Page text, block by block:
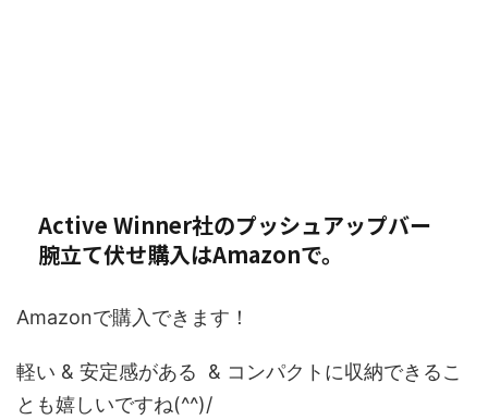
Active Winner社のプッシュアップバー
腕立て伏せ購入はAmazonで。
Amazonで購入できます！
軽い & 安定感がある & コンパクトに収納できるこ
とも嬉しいですね(^^)/